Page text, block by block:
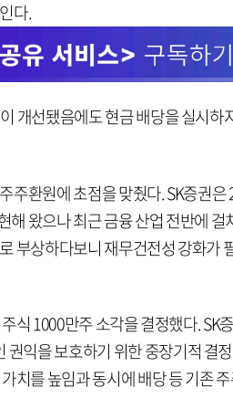
다.
개선됐음에도 현금 배당을 실시하
주환원에 초점을 맞췄다. SK증권
왔으나 최근 금융 산업 전반에 걸
부상하다보니 재무건전성 강화가
식 1000만주 소각을 결정했다. SK
익을 보호하기 위한 중장기적 결
치를 높임과 동시에 배당 등 기존